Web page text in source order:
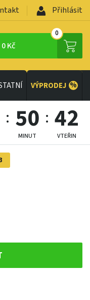
Přihlásit
0 Kč
0
VÝPRODEJ %
50
MINUT
40
VTEŘIN